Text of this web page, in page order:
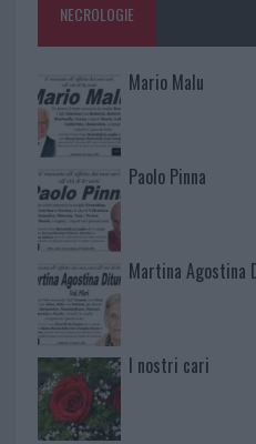
NECROLOGIE
Mario Malu
Paolo Pinna
Martina Agostina
I nostri cari